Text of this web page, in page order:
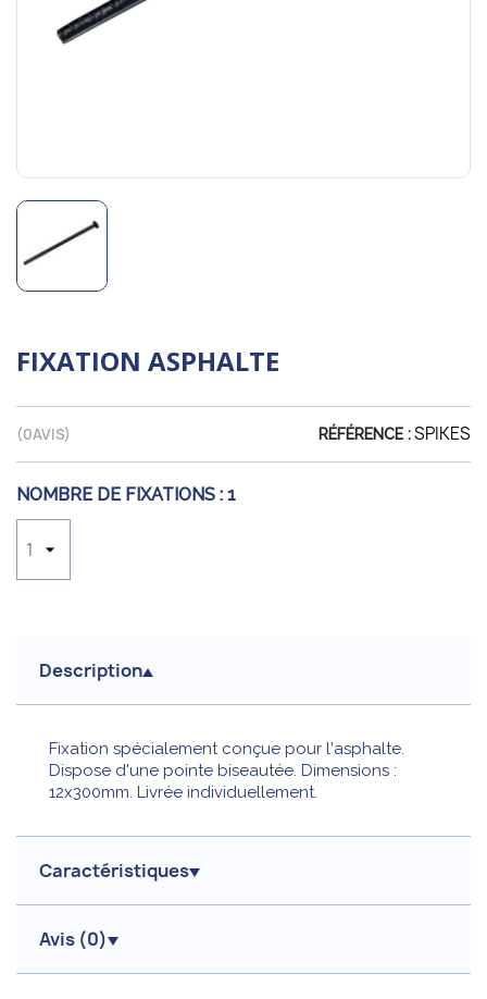
FIXATION ASPHALTE
(0AVIS) RÉFÉRENCE :SPIKES
NOMBRE DE FIXATIONS : 1
Description
Fixation spécialement conçue pour l'asphalte.
Dispose d'une pointe biseautée. Dimensions :
12x300mm. Livrée individuellement.
Caractéristiques
Avis (0)